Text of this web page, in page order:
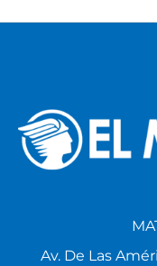
Av. De Las